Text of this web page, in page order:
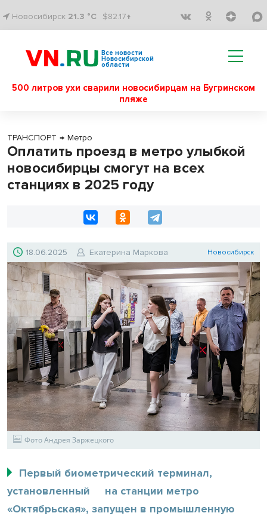
Новосибирск 21.3 °C $82.17↑
Все новости
Новосибирской
области
500 литров ухи сварили новосибирцам на Бугринском
пляже
ТРАНСПОРТ → Метро
Оплатить проезд в метро улыбкой
новосибирцы смогут на всех
станциях в 2025 году
18.06.2025 Екатерина Маркова Новосибирск
Фото Андрея Заржецкого
Первый биометрический терминал,
установленный на станции метро
«Октябрьская», запущен в промышленную